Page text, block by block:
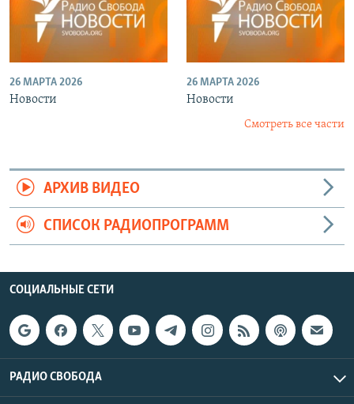
26 МАРТА 2026
Новости
26 МАРТА 2026
Новости
Смотреть все части
АРХИВ ВИДЕО
СПИСОК РАДИОПРОГРАММ
СОЦИАЛЬНЫЕ СЕТИ
РАДИО СВОБОДА